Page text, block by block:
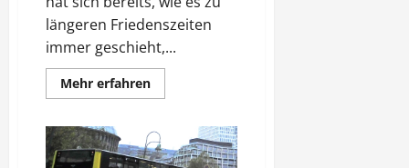
längeren Friedenszeiten
immer geschieht,...
Mehr erfahrenMehr
Informationen
und
Neokolonialismus
heute